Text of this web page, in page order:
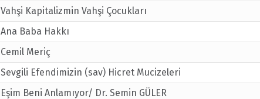
Vahşi Kapitalizmin Vahşi Çocukları
Ana Baba Hakkı
Cemil Meriç
Sevgili Efendimizin (sav) Hicret Mucizeleri
Eşim Beni Anlamıyor/ Dr. Semin GÜLER